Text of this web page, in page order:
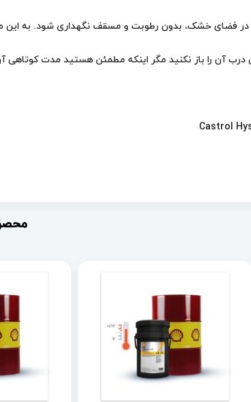
فضای خشک، بدون رطوبت و مسقف نگهداری شود. به این
درب آن را باز نکنید مگر اینکه مطمئن هستید مدت کوتاهی